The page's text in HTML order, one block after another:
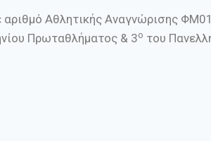
Αθλητικής Αναγνώρισης
Πρωταθλήματος & 3ο του